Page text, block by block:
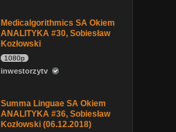
Medicalgorithmics SA Okiem
ANALITYKA #30, Sobiesław
Kozłowski
1080p
inwestorzytv
Summa Linguae SA Okiem
ANALITYKA #36, Sobiesław
Kozłowski (06.12.2018)